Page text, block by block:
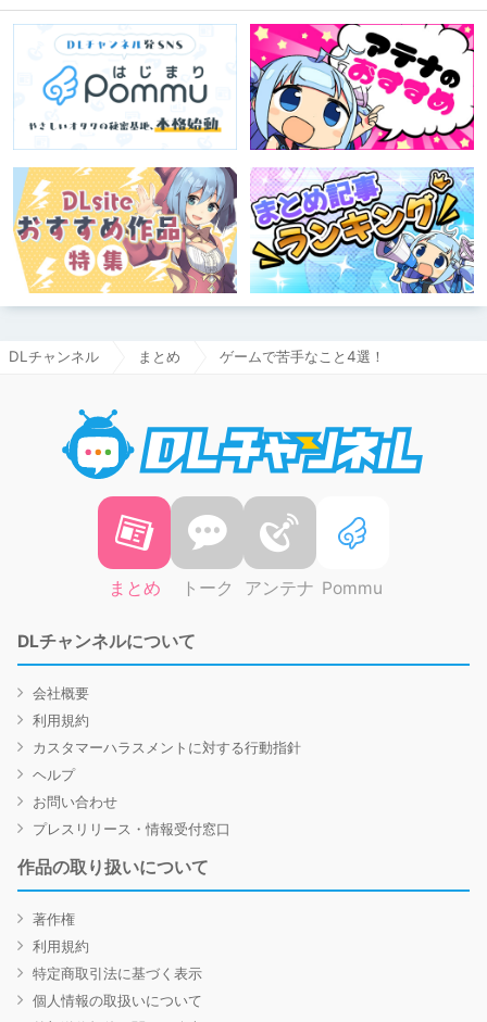
DLチャンネル まとめ ゲームで苦手なこと4選！
まとめ トーク アンテナ Pommu
DLチャンネルについて
会社概要
利用規約
カスタマーハラスメントに対する行動指針
ヘルプ
お問い合わせ
プレスリリース・情報受付窓口
作品の取り扱いについて
著作権
利用規約
特定商取引法に基づく表示
個人情報の取扱いについて